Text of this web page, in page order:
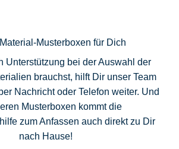
Musterboxen für Dich
Unterstützung bei der Auswahl der
brauchst, hilft Dir unser Team
Nachricht oder Telefon weiter. Und
Musterboxen kommt die
zum Anfassen auch direkt zu Dir
nach Hause!